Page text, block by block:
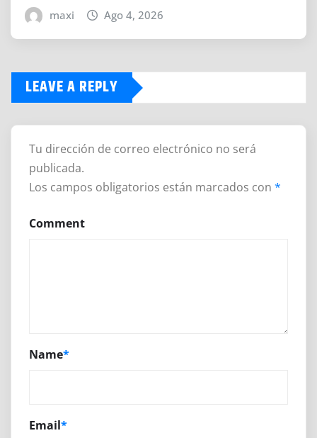
maxi Ago 4, 2026
LEAVE A REPLY
Tu dirección de correo electrónico no será
publicada.
Los campos obligatorios están marcados con *
Comment
Name*
Email*